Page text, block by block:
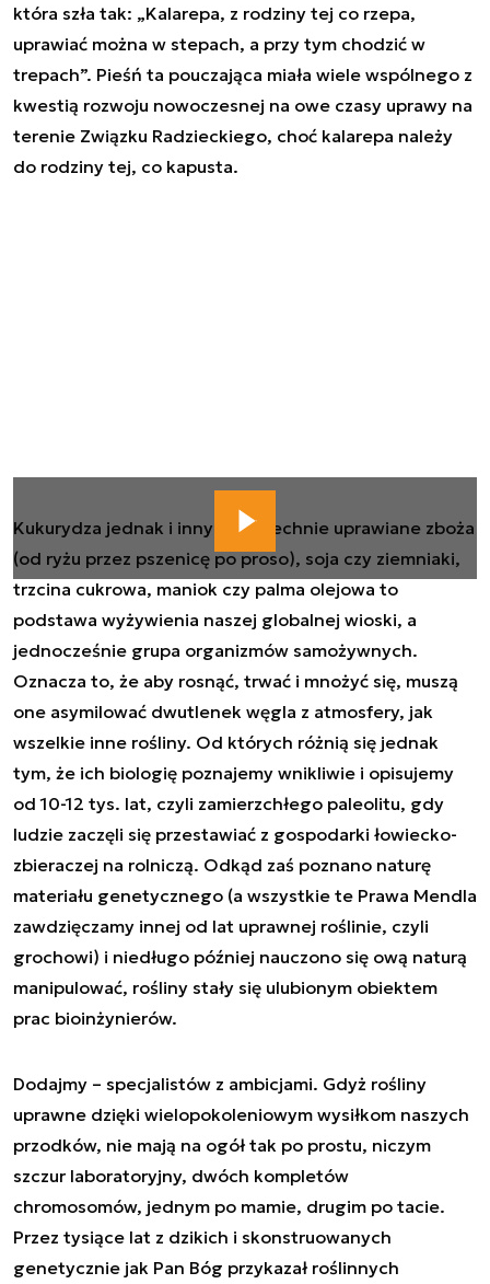
która szła tak: „Kalarepa, z rodziny tej co rzepa,
uprawiać można w stepach, a przy tym chodzić w
trepach”. Pieśń ta pouczająca miała wiele wspólnego z
kwestią rozwoju nowoczesnej na owe czasy uprawy na
terenie Związku Radzieckiego, choć kalarepa należy
do rodziny tej, co kapusta.
Kukurydza jednak i inny powszechnie uprawiane zboża
(od ryżu przez pszenicę po proso), soja czy ziemniaki,
trzcina cukrowa, maniok czy palma olejowa to
podstawa wyżywienia naszej globalnej wioski, a
jednocześnie grupa organizmów samożywnych.
Oznacza to, że aby rosnąć, trwać i mnożyć się, muszą
one asymilować dwutlenek węgla z atmosfery, jak
wszelkie inne rośliny. Od których różnią się jednak
tym, że ich biologię poznajemy wnikliwie i opisujemy
od 10-12 tys. lat, czyli zamierzchłego paleolitu, gdy
ludzie zaczęli się przestawiać z gospodarki łowiecko-
zbieraczej na rolniczą. Odkąd zaś poznano naturę
materiału genetycznego (a wszystkie te Prawa Mendla
zawdzięczamy innej od lat uprawnej roślinie, czyli
grochowi) i niedługo później nauczono się ową naturą
manipulować, rośliny stały się ulubionym obiektem
prac bioinżynierów.
Dodajmy – specjalistów z ambicjami. Gdyż rośliny
uprawne dzięki wielopokoleniowym wysiłkom naszych
przodków, nie mają na ogół tak po prostu, niczym
szczur laboratoryjny, dwóch kompletów
chromosomów, jednym po mamie, drugim po tacie.
Przez tysiące lat z dzikich i skonstruowanych
genetycznie jak Pan Bóg przykazał roślinnych